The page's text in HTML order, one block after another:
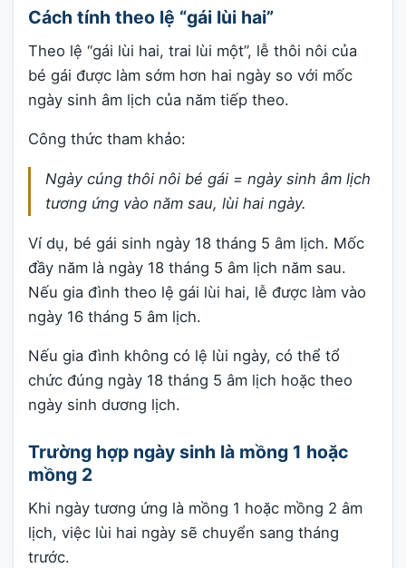
Cách tính theo lệ “gái lùi hai”
Theo lệ “gái lùi hai, trai lùi một”, lễ thôi nôi của
bé gái được làm sớm hơn hai ngày so với mốc
ngày sinh âm lịch của năm tiếp theo.
Công thức tham khảo:
Ngày cúng thôi nôi bé gái = ngày sinh âm lịch
tương ứng vào năm sau, lùi hai ngày.
Ví dụ, bé gái sinh ngày 18 tháng 5 âm lịch. Mốc
đầy năm là ngày 18 tháng 5 âm lịch năm sau.
Nếu gia đình theo lệ gái lùi hai, lễ được làm vào
ngày 16 tháng 5 âm lịch.
Nếu gia đình không có lệ lùi ngày, có thể tổ
chức đúng ngày 18 tháng 5 âm lịch hoặc theo
ngày sinh dương lịch.
Trường hợp ngày sinh là mồng 1 hoặc
mồng 2
Khi ngày tương ứng là mồng 1 hoặc mồng 2 âm
lịch, việc lùi hai ngày sẽ chuyển sang tháng
trước.